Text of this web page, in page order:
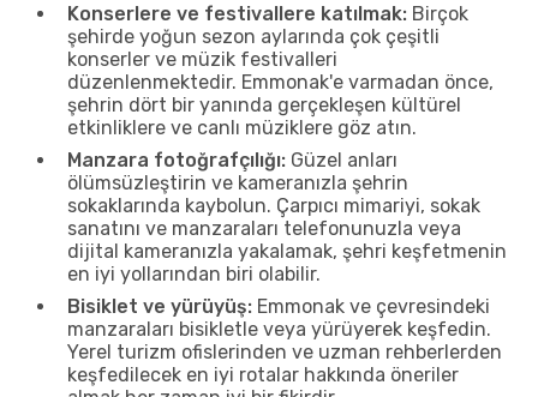
Konserlere ve festivallere katılmak: Birçok
şehirde yoğun sezon aylarında çok çeşitli
konserler ve müzik festivalleri
düzenlenmektedir. Emmonak'e varmadan önce,
şehrin dört bir yanında gerçekleşen kültürel
etkinliklere ve canlı müziklere göz atın.
Manzara fotoğrafçılığı: Güzel anları
ölümsüzleştirin ve kameranızla şehrin
sokaklarında kaybolun. Çarpıcı mimariyi, sokak
sanatını ve manzaraları telefonunuzla veya
dijital kameranızla yakalamak, şehri keşfetmenin
en iyi yollarından biri olabilir.
Bisiklet ve yürüyüş: Emmonak ve çevresindeki
manzaraları bisikletle veya yürüyerek keşfedin.
Yerel turizm ofislerinden ve uzman rehberlerden
keşfedilecek en iyi rotalar hakkında öneriler